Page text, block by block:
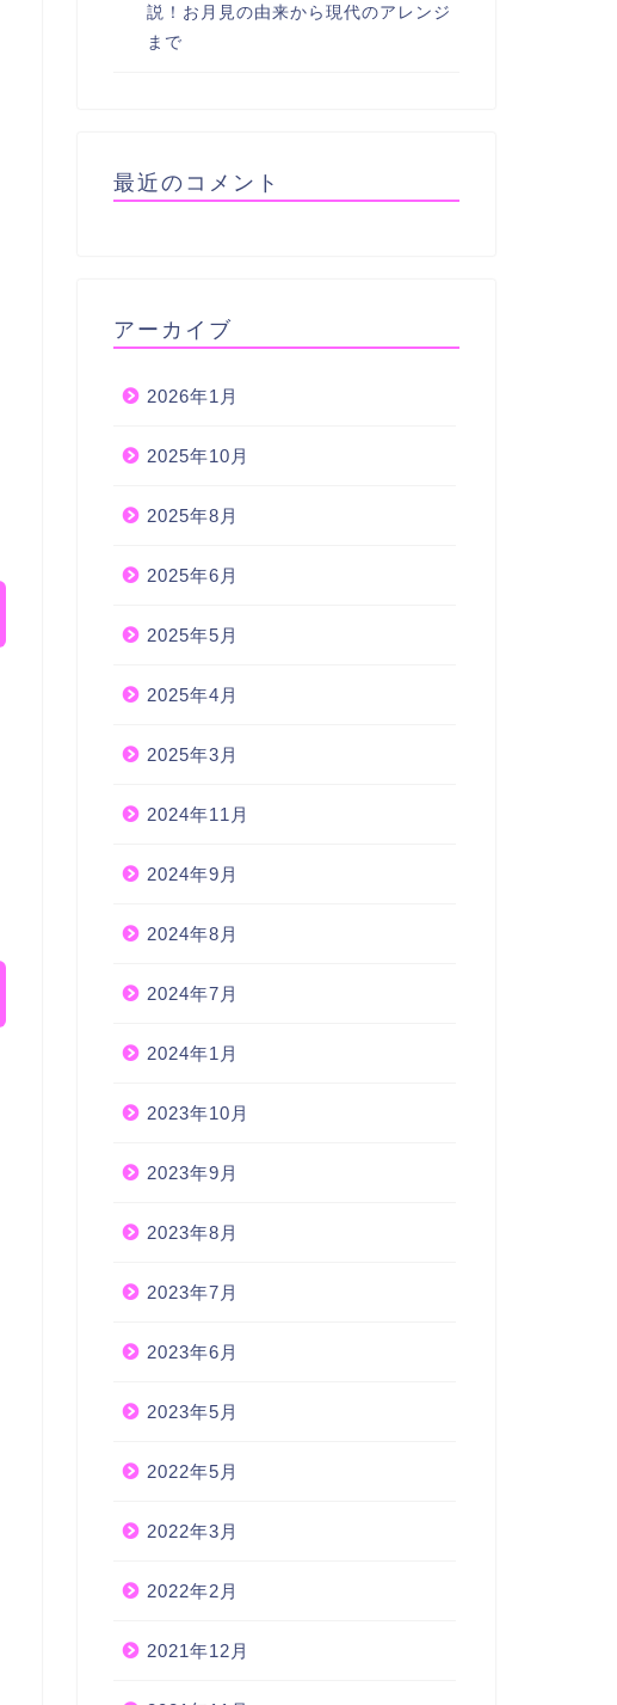
説！お月見の由来から現代のアレンジ
まで
最近のコメント
アーカイブ
2026年1月
2025年10月
2025年8月
2025年6月
2025年5月
2025年4月
2025年3月
2024年11月
2024年9月
2024年8月
2024年7月
2024年1月
2023年10月
2023年9月
2023年8月
2023年7月
2023年6月
2023年5月
2022年5月
2022年3月
2022年2月
2021年12月